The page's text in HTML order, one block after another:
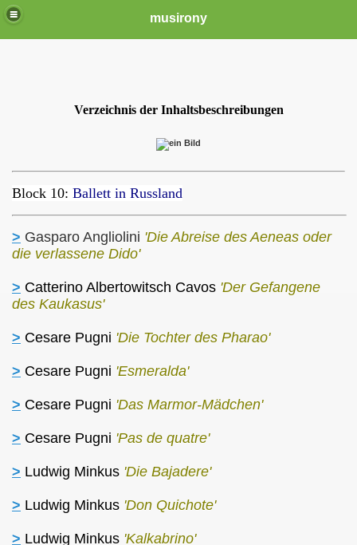
musirony
Verzeichnis der Inhaltsbeschreibungen
Block 10: Ballett in Russland
> Gasparo Angliolini 'Die Abreise des Aeneas oder
die verlassene Dido'
> Catterino Albertowitsch Cavos 'Der Gefangene
des Kaukasus'
> Cesare Pugni 'Die Tochter des Pharao'
> Cesare Pugni 'Esmeralda'
> Cesare Pugni 'Das Marmor-Mädchen'
> Cesare Pugni 'Pas de quatre'
> Ludwig Minkus 'Die Bajadere'
> Ludwig Minkus 'Don Quichote'
> Ludwig Minkus 'Kalkabrino'